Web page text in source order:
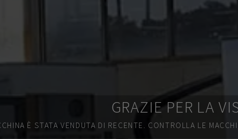
GRAZIE PER LA
È STATA VENDUTA DI RECENTE. CONTROLLA LE